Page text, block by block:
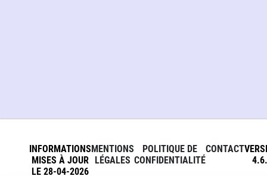
INFORMATIONS
MISES À JOUR
LE 28-04-2026
MENTIONS
LÉGALES
POLITIQUE DE
CONFIDENTIALITÉ
CONTACT